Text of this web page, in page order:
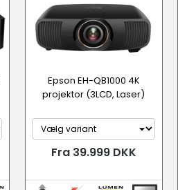
Epson EH-QB1000 4K
projektor (3LCD, Laser)
Fra 39.999 DKK